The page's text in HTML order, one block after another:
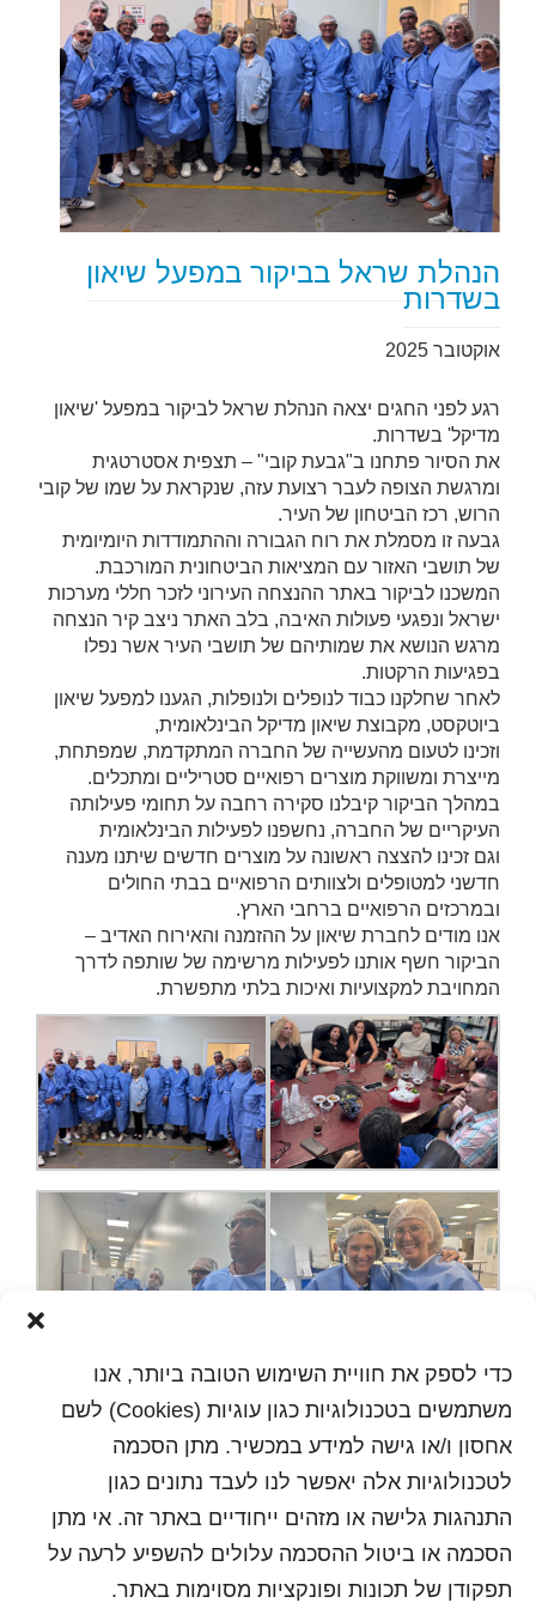
כדי לספק את חוויית השימוש הטובה ביותר, אנו
משתמשים בטכנולוגיות כגון עוגיות (Cookies) לשם
אחסון ו/או גישה למידע במכשיר. מתן הסכמה
לטכנולוגיות אלה יאפשר לנו לעבד נתונים כגון
התנהגות גלישה או מזהים ייחודיים באתר זה. אי מתן
הסכמה או ביטול ההסכמה עלולים להשפיע לרעה על
תפקודן של תכונות ופונקציות מסוימות באתר.
הנהלת שראל בביקור במפעל שיאון
בשדרות
אוקטובר 2025
רגע לפני החגים יצאה הנהלת שראל לביקור במפעל 'שיאון
מדיקל' בשדרות.
את הסיור פתחנו ב"גבעת קובי" – תצפית אסטרטגית
ומרגשת הצופה לעבר רצועת עזה, שנקראת על שמו של קובי
הרוש, רכז הביטחון של העיר.
גבעה זו מסמלת את רוח הגבורה וההתמודדות היומיומית
של תושבי האזור עם המציאות הביטחונית המורכבת.
המשכנו לביקור באתר ההנצחה העירוני לזכר חללי מערכות
ישראל ונפגעי פעולות האיבה, בלב האתר ניצב קיר הנצחה
מרגש הנושא את שמותיהם של תושבי העיר אשר נפלו
בפגיעות הרקטות.
לאחר שחלקנו כבוד לנופלים ולנופלות, הגענו למפעל שיאון
ביוטקסט, מקבוצת שיאון מדיקל הבינלאומית,
וזכינו לטעום מהעשייה של החברה המתקדמת, שמפתחת,
מייצרת ומשווקת מוצרים רפואיים סטריליים ומתכלים.
במהלך הביקור קיבלנו סקירה רחבה על תחומי פעילותה
העיקריים של החברה, נחשפנו לפעילות הבינלאומית
וגם זכינו להצצה ראשונה על מוצרים חדשים שיתנו מענה
חדשני למטופלים ולצוותים הרפואיים בבתי החולים
ובמרכזים הרפואיים ברחבי הארץ.
אנו מודים לחברת שיאון על ההזמנה והאירוח האדיב –
הביקור חשף אותנו לפעילות מרשימה של שותפה לדרך
המחויבת למקצועיות ואיכות בלתי מתפשרת.
הדפסה